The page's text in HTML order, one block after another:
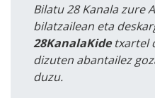
Bilatu 28 Kanala zure
bilatzailean eta
28KanalaKidetxartel
dizuten abantailez
duzu.